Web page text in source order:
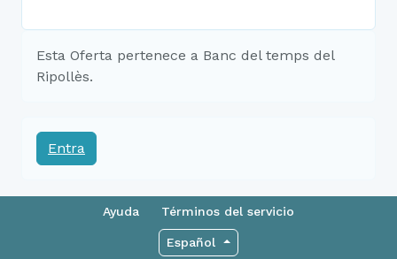
Esta Oferta pertenece a Banc del temps del
Ripollès.
Entra
Ayuda Términos del servicio
Español